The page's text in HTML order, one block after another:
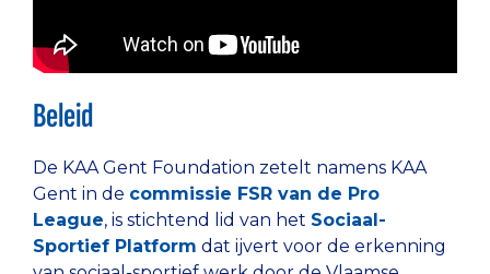
Beleid
De KAA Gent Foundation zetelt namens KAA
Gent in de commissie FSR van de Pro
League, is stichtend lid van het Sociaal-
Sportief Platform dat ijvert voor de erkenning